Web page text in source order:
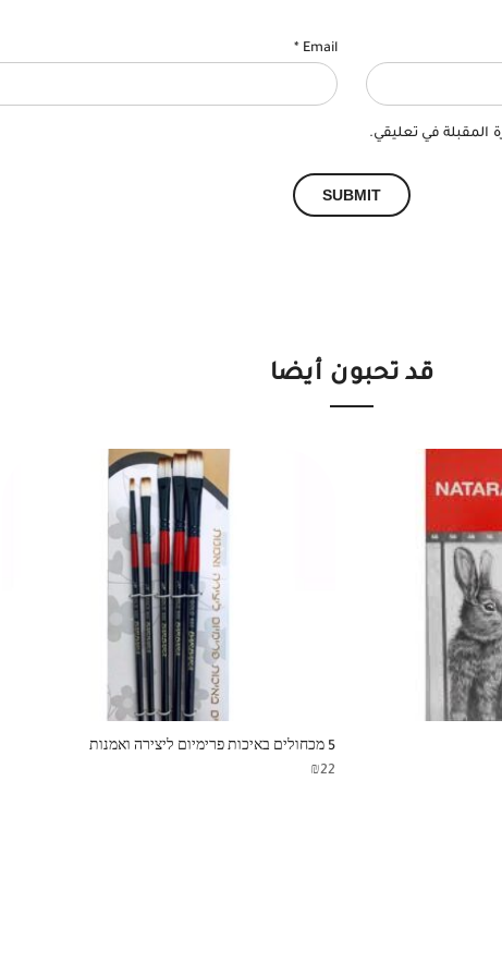
Email
*
المقبلة في تعليقي.
قد تحبون أيضا
5 מכחולים באיכות פרימיום ליצירה ואמנות
₪22